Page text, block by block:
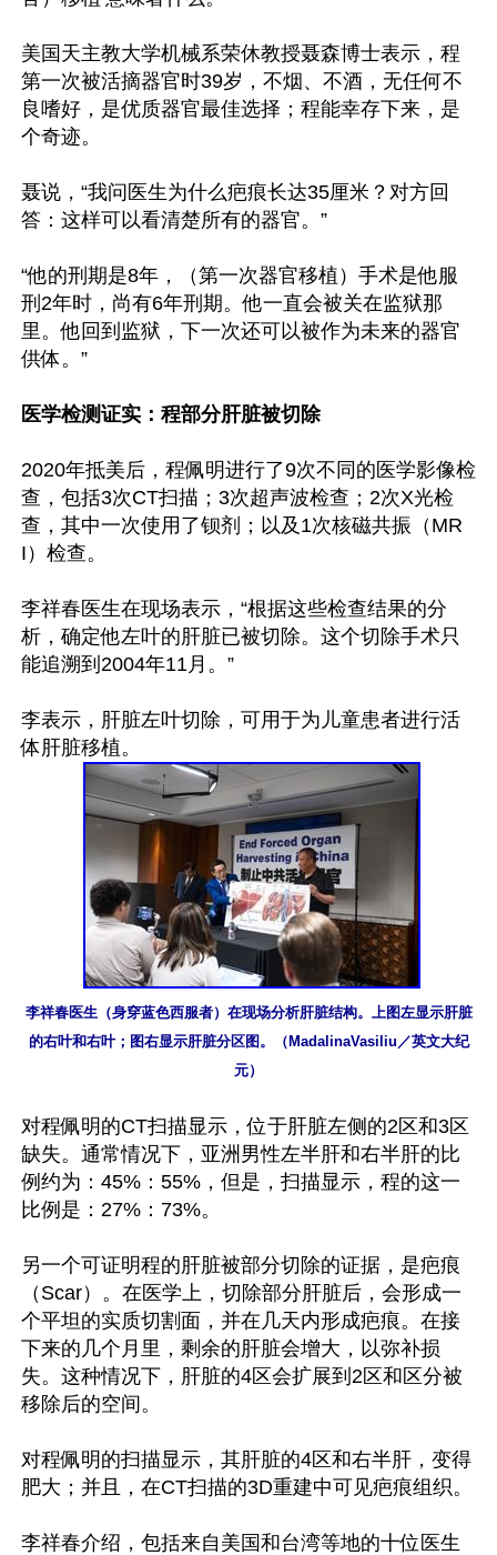
美国天主教大学机械系荣休教授聂森博士表示，程
第一次被活摘器官时39岁，不烟、不酒，无任何不
良嗜好，是优质器官最佳选择；程能幸存下来，是
个奇迹。
聂说，“我问医生为什么疤痕长达35厘米？对方回
答：这样可以看清楚所有的器官。”
“他的刑期是8年，（第一次器官移植）手术是他服
刑2年时，尚有6年刑期。他一直会被关在监狱那
里。他回到监狱，下一次还可以被作为未来的器官
供体。”
医学检测证实：程部分肝脏被切除
2020年抵美后，程佩明进行了9次不同的医学影像检
查，包括3次CT扫描；3次超声波检查；2次X光检
查，其中一次使用了钡剂；以及1次核磁共振（MR
I）检查。
李祥春医生在现场表示，“根据这些检查结果的分
析，确定他左叶的肝脏已被切除。这个切除手术只
能追溯到2004年11月。”
李表示，肝脏左叶切除，可用于为儿童患者进行活
李祥春医生（身穿蓝色西服者）在现场分析肝脏结构。上图左显示肝脏
的右叶和右叶；图右显示肝脏分区图。（MadalinaVasiliu／英文大纪
元）
对程佩明的CT扫描显示，位于肝脏左侧的2区和3区
缺失。通常情况下，亚洲男性左半肝和右半肝的比
例约为：45%：55%，但是，扫描显示，程的这一
比例是：27%：73%。
另一个可证明程的肝脏被部分切除的证据，是疤痕
（Scar）。在医学上，切除部分肝脏后，会形成一
个平坦的实质切割面，并在几天内形成疤痕。在接
下来的几个月里，剩余的肝脏会增大，以弥补损
失。这种情况下，肝脏的4区会扩展到2区和区分被
移除后的空间。
对程佩明的扫描显示，其肝脏的4区和右半肝，变得
肥大；并且，在CT扫描的3D重建中可见疤痕组织。
李祥春介绍，包括来自美国和台湾等地的十位医生